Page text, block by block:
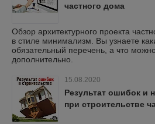
частного дома
Обзор архитектурного проекта
в стиле минимализм. Вы узнаете
обязательный перечень, а что можно
дополнительно.
15.08.2020
Результат ошибок и
при строительстве